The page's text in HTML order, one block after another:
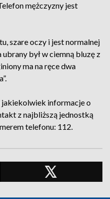
mężczyzny jest
szare oczy i jest normalnej
był w ciemną bluzę z
ma na ręce dwa
informacje o
z najbliższą jednostką
telefonu: 112.